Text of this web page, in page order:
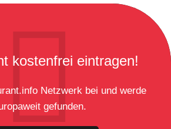
kostenfrei eintragen!
Netzwerk bei und werde
gefunden.